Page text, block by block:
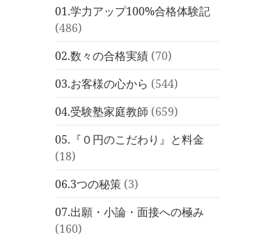
01.学力アップ100%合格体験記
(486)
02.数々の合格実績 (70)
03.お客様の心から (544)
04.受験塾家庭教師 (659)
05.『０円のこだわり』と料金
(18)
06.3つの秘策 (3)
07.出願・小論・面接への極み
(160)